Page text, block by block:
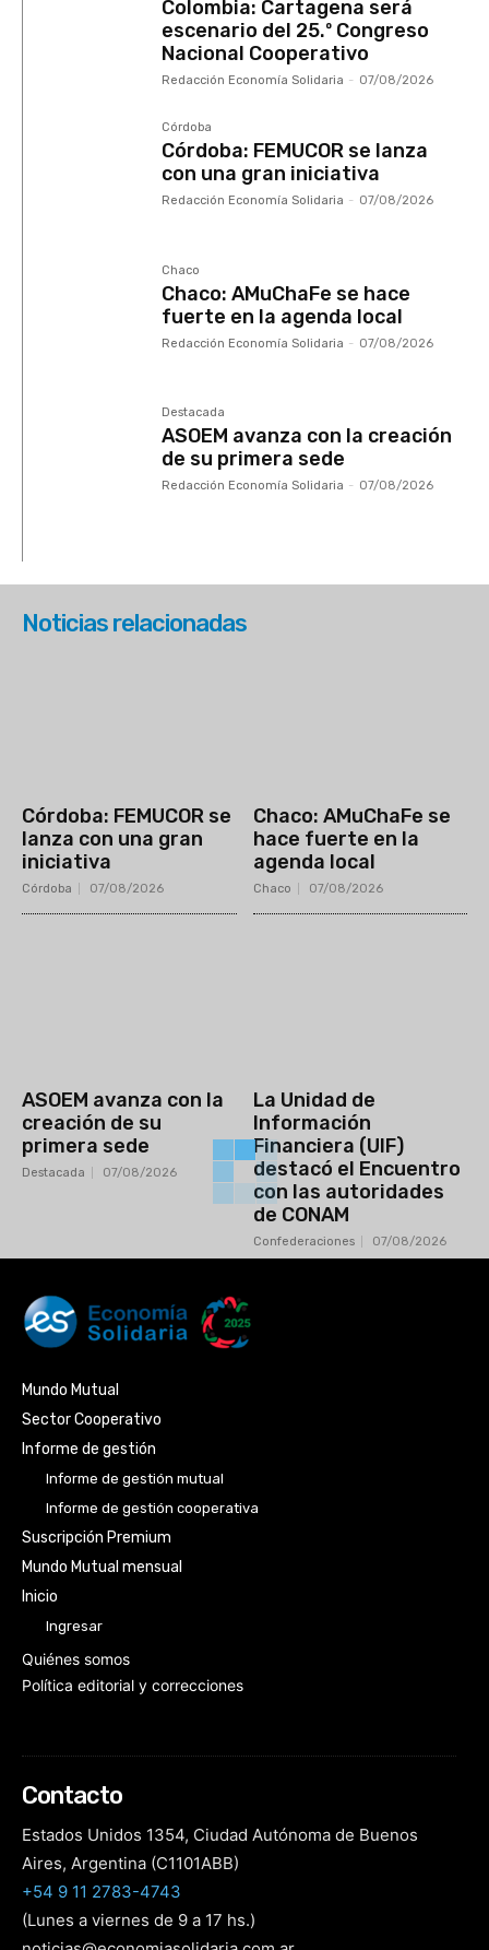
Colombia: Cartagena será
escenario del 25.º Congreso
Nacional Cooperativo
Redacción Economía Solidaria - 07/08/2026
Córdoba
Córdoba: FEMUCOR se lanza
con una gran iniciativa
Redacción Economía Solidaria - 07/08/2026
Chaco
Chaco: AMuChaFe se hace
fuerte en la agenda local
Redacción Economía Solidaria - 07/08/2026
Destacada
ASOEM avanza con la creación
de su primera sede
Redacción Economía Solidaria - 07/08/2026
Noticias relacionadas
Córdoba: FEMUCOR se
lanza con una gran
iniciativa
Córdoba 07/08/2026
Chaco: AMuChaFe se
hace fuerte en la
agenda local
Chaco 07/08/2026
ASOEM avanza con la
creación de su
primera sede
Destacada 07/08/2026
La Unidad de
Información
Financiera (UIF)
destacó el Encuentro
con las autoridades
de CONAM
Confederaciones 07/08/2026
Mundo Mutual
Sector Cooperativo
Informe de gestión
Informe de gestión mutual
Informe de gestión cooperativa
Suscripción Premium
Mundo Mutual mensual
Inicio
Ingresar
Quiénes somos
Política editorial y correcciones
Contacto
Estados Unidos 1354, Ciudad Autónoma de Buenos
Aires, Argentina (C1101ABB)
+54 9 11 2783-4743
(Lunes a viernes de 9 a 17 hs.)